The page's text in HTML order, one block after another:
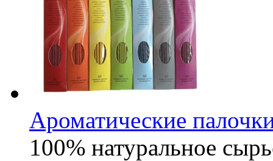
Ароматические
100% натуральное